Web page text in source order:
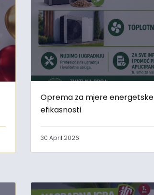
Oprema za mjere energetske
efikasnosti
30 April 2026